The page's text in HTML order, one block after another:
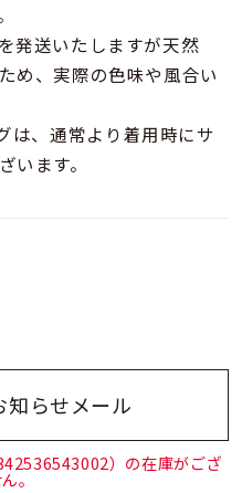
発送いたしますが天然
め、実際の色味や風合い
、通常より着用時にサ
います。
(tax
in)
知らせメール
）の在庫がござ
。